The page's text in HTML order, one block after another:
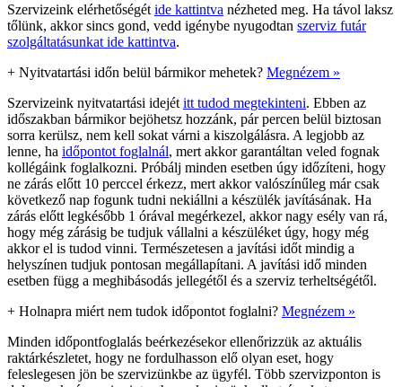
Szervizeink elérhetőségét ide kattintva nézheted meg. Ha távol laksz
tőlünk, akkor sincs gond, vedd igénybe nyugodtan szerviz futár
szolgáltatásunkat ide kattintva.
+ Nyitvatartási időn belül bármikor mehetek? Megnézem »
Szervizeink nyitvatartási idejét itt tudod megtekinteni. Ebben az
időszakban bármikor bejöhetsz hozzánk, pár percen belül biztosan
sorra kerülsz, nem kell sokat várni a kiszolgálásra. A legjobb az
lenne, ha időpontot foglalnál, mert akkor garantáltan veled fognak
kollégáink foglalkozni. Próbálj minden esetben úgy időzíteni, hogy
ne zárás előtt 10 perccel érkezz, mert akkor valószínűleg már csak
következő nap fogunk tudni nekiállni a készülék javításának. Ha
zárás előtt legkésőbb 1 órával megérkezel, akkor nagy esély van rá,
hogy még zárásig be tudjuk vállalni a készüléket úgy, hogy még
akkor el is tudod vinni. Természetesen a javítási időt mindig a
helyszínen tudjuk pontosan megállapítani. A javítási idő minden
esetben függ a meghibásodás jellegétől és a szerviz terheltségétől.
+ Holnapra miért nem tudok időpontot foglalni? Megnézem »
Minden időpontfoglalás beérkezésekor ellenőrizzük az aktuális
raktárkészletet, hogy ne fordulhasson elő olyan eset, hogy
feleslegesen jön be szervizünkbe az ügyfél. Több szervizponton is